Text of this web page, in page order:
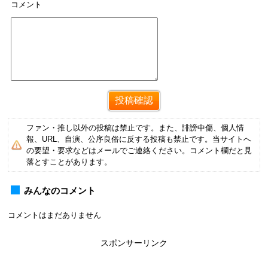
コメント
ファン・推し以外の投稿は禁止です。また、誹謗中傷、個人情
報、URL、自演、公序良俗に反する投稿も禁止です。当サイトへ
の要望・要求などはメールでご連絡ください。コメント欄だと見
落とすことがあります。
みんなのコメント
コメントはまだありません
スポンサーリンク